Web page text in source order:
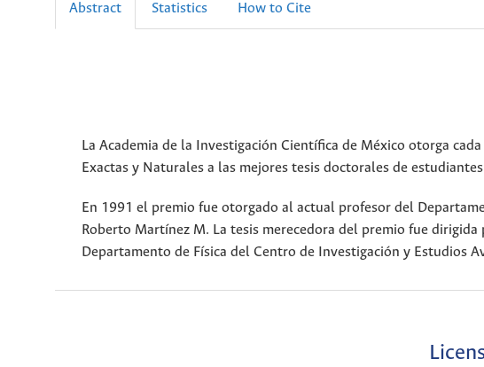
Abstract Statistics How to Cite
La Academia de la Investigación Científica de México otorga
Exactas y Naturales a las mejores tesis doctorales de
En 1991 el premio fue otorgado al actual profesor del
Roberto Martínez M. La tesis merecedora del premio fue
Departamento de Física del Centro de Investigación y Estudios